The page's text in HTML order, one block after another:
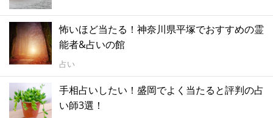
怖いほど当たる！神奈川県平塚でおすすめの霊
能者&占いの館
占い
手相占いしたい！盛岡でよく当たると評判の占
い師3選！